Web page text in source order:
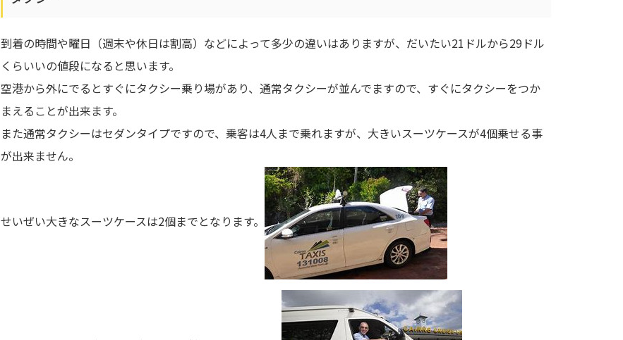
到着の時間や曜日（週末や休日は割高）などによって多少の違いはありますが、だいたい21ドルから29ドル
くらいいの値段になると思います。
空港から外にでるとすぐにタクシー乗り場があり、通常タクシーが並んでますので、すぐにタクシーをつか
まえることが出来ます。
また通常タクシーはセダンタイプですので、乗客は4人まで乗れますが、大きいスーツケースが4個乗せる事
が出来ません。
せいぜい大きなスーツケースは2個までとなります。